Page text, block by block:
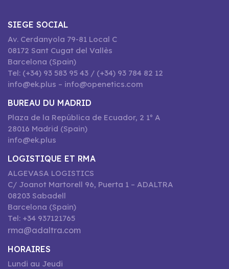
SIEGE SOCIAL
Av. Cerdanyola 79-81 Local C
08172 Sant Cugat del Vallès
Barcelona (Spain)
Tel: (+34) 93 583 95 43 / (+34) 93 784 82 12
info@ek.plus – info@openetics.com
BUREAU DU MADRID
Plaza de la República de Ecuador, 2 1º A
28016 Madrid (Spain)
info@ek.plus
LOGISTIQUE ET RMA
ALGEVASA LOGISTICS
C/ Joanot Martorell 96, Puerta 1 – ADALTRA
08203 Sabadell
Barcelona (Spain)
Tel: +34 937121765
rma@adaltra.com
HORAIRES
Lundi au Jeudi